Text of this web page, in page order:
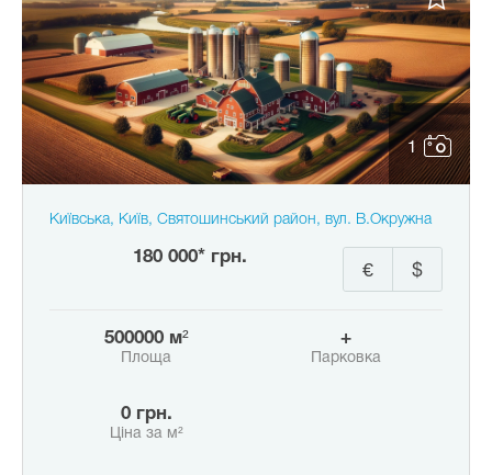
1
Київська, Київ, Святошинський район, вул. В.Окружна
180 000* грн.
$
€
500000 м²
Площа
+
Парковка
0 грн.
Ціна за м²